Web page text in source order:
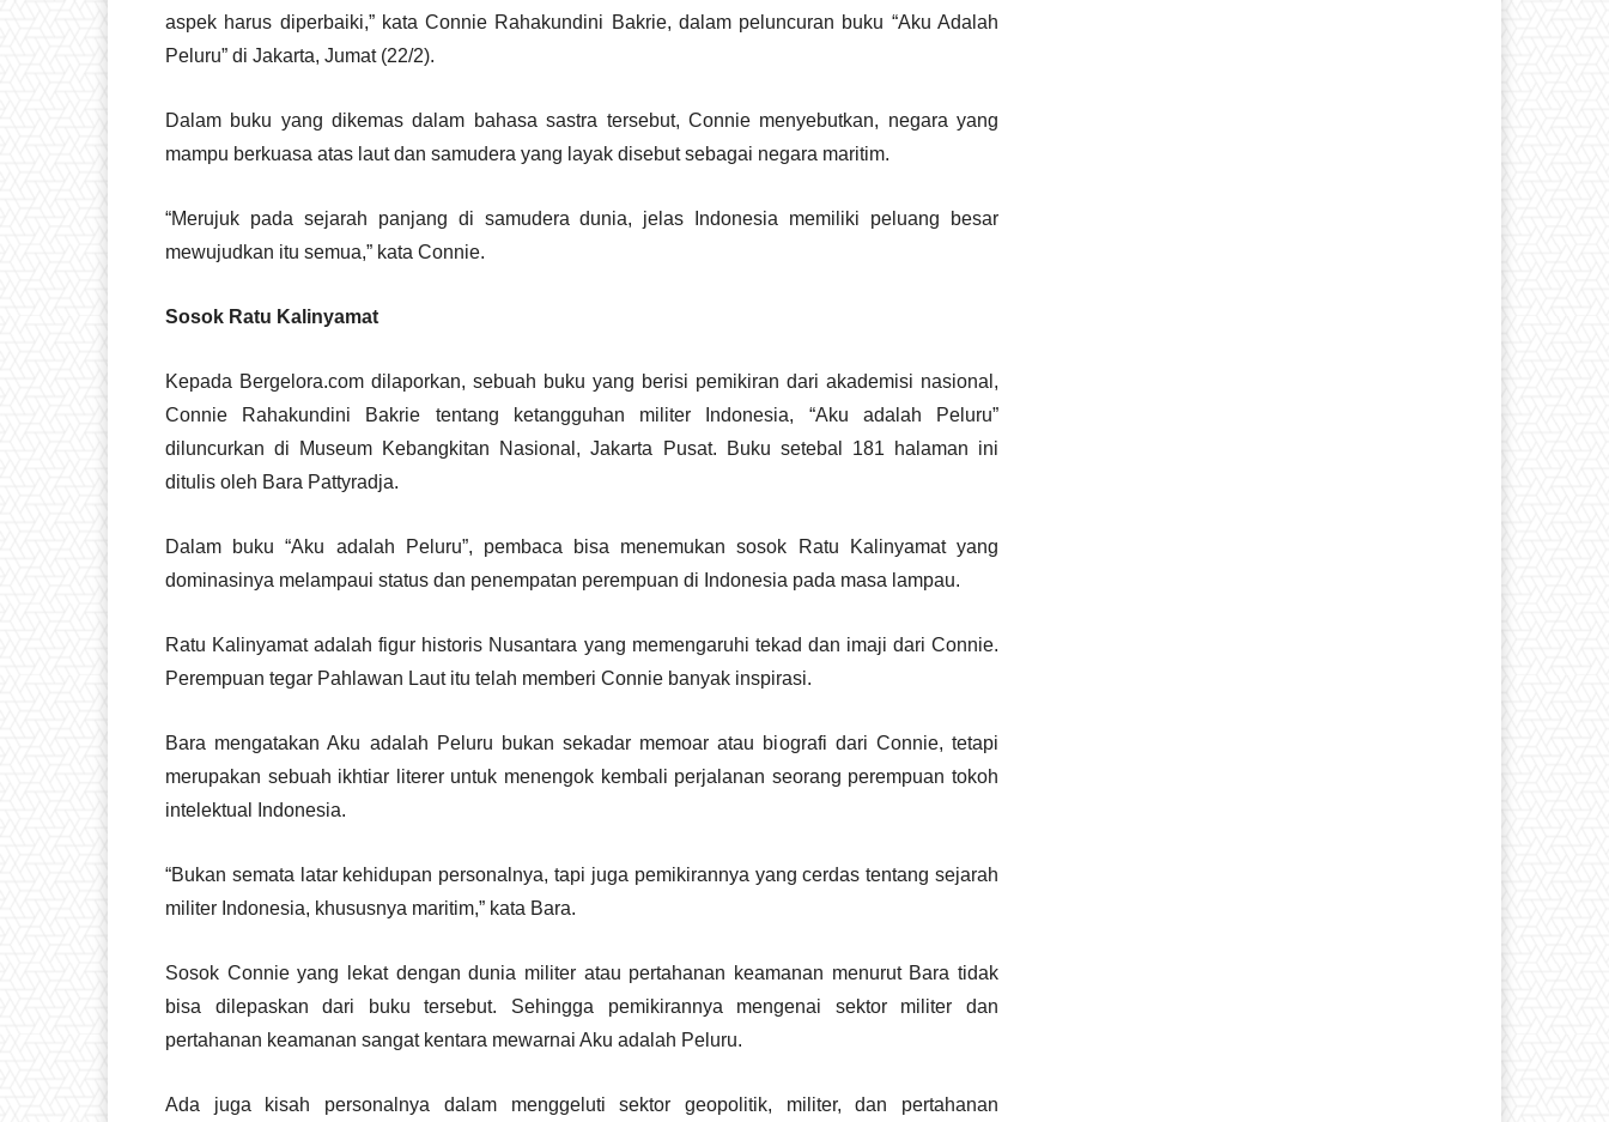
aspek harus diperbaiki,” kata Connie Rahakundini Bakrie, dalam peluncuran buku “Aku Adalah
Peluru” di Jakarta, Jumat (22/2).
Dalam buku yang dikemas dalam bahasa sastra tersebut, Connie menyebutkan, negara yang
mampu berkuasa atas laut dan samudera yang layak disebut sebagai negara maritim.
“Merujuk pada sejarah panjang di samudera dunia, jelas Indonesia memiliki peluang besar
mewujudkan itu semua,” kata Connie.
Sosok Ratu Kalinyamat
Kepada Bergelora.com dilaporkan, sebuah buku yang berisi pemikiran dari akademisi nasional,
Connie Rahakundini Bakrie tentang ketangguhan militer Indonesia, “Aku adalah Peluru”
diluncurkan di Museum Kebangkitan Nasional, Jakarta Pusat. Buku setebal 181 halaman ini
ditulis oleh Bara Pattyradja.
Dalam buku “Aku adalah Peluru”, pembaca bisa menemukan sosok Ratu Kalinyamat yang
dominasinya melampaui status dan penempatan perempuan di Indonesia pada masa lampau.
Ratu Kalinyamat adalah figur historis Nusantara yang memengaruhi tekad dan imaji dari Connie.
Perempuan tegar Pahlawan Laut itu telah memberi Connie banyak inspirasi.
Bara mengatakan Aku adalah Peluru bukan sekadar memoar atau biografi dari Connie, tetapi
merupakan sebuah ikhtiar literer untuk menengok kembali perjalanan seorang perempuan tokoh
intelektual Indonesia.
“Bukan semata latar kehidupan personalnya, tapi juga pemikirannya yang cerdas tentang sejarah
militer Indonesia, khususnya maritim,” kata Bara.
Sosok Connie yang lekat dengan dunia militer atau pertahanan keamanan menurut Bara tidak
bisa dilepaskan dari buku tersebut. Sehingga pemikirannya mengenai sektor militer dan
pertahanan keamanan sangat kentara mewarnai Aku adalah Peluru.
Ada juga kisah personalnya dalam menggeluti sektor geopolitik, militer, dan pertahanan